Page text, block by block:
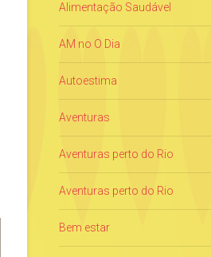
Alimentação Saudável
AM no O Dia
Autoestima
Aventuras
Aventuras perto do Rio
Aventuras perto do Rio
Bem estar